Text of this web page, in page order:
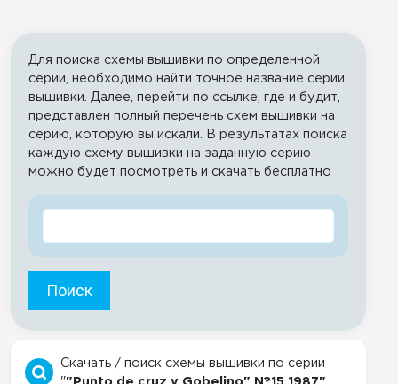
Для поиска схемы вышивки по определенной
серии, необходимо найти точное название серии
вышивки. Далее, перейти по ссылке, где и будит,
представлен полный перечень схем вышивки на
серию, которую вы искали. В результатах поиска
каждую схему вышивки на заданную серию
можно будет посмотреть и скачать бесплатно
Поиск
Скачать / поиск схемы вышивки по серии